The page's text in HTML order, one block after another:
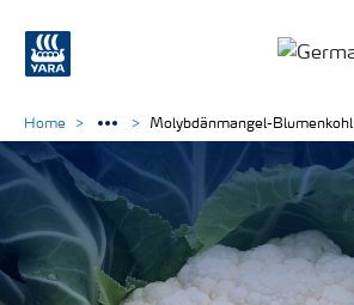
Home Molybdänmangel-Blumenkohl